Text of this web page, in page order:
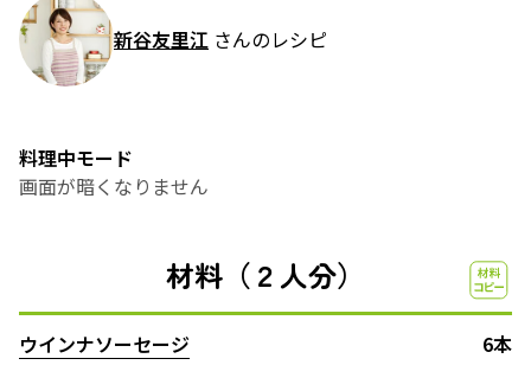
新谷友里江 さんのレシピ
料理中モード
画面が暗くなりません
材料（２人分）
ウインナソーセージ
6本